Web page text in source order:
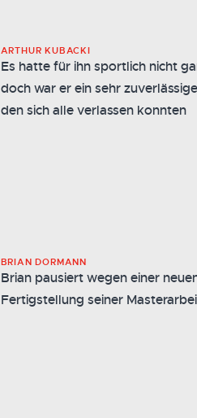
ARTHUR KUBACKI
Es hatte für ihn sportlich nicht
doch war er ein sehr
den sich alle verlassen konnten
BRIAN DORMANN
Brian pausiert wegen einer
Fertigstellung seiner